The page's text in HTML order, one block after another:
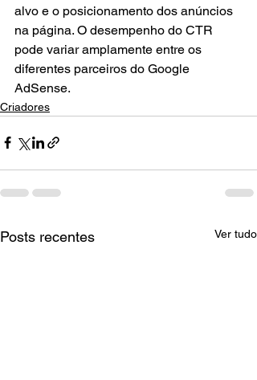
alvo e o posicionamento dos anúncios
na página. O desempenho do CTR
pode variar amplamente entre os
diferentes parceiros do Google
AdSense.
Criadores
Posts recentes Ver tudo